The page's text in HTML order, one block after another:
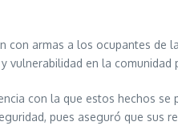
armas a los ocupantes de
vulnerabilidad en la comunidad
con la que estos hechos se
pues aseguró que sus